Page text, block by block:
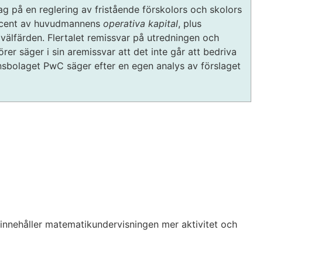
på en reglering av fristående förskolors och skolors
av huvudmannensoperativa kapital, plus
Flertalet remissvar på utredningen och
säger i sin aremissvar att det inte går att bedriva
PwC säger efter en egen analys av förslaget
matematikundervisningen mer aktivitet och